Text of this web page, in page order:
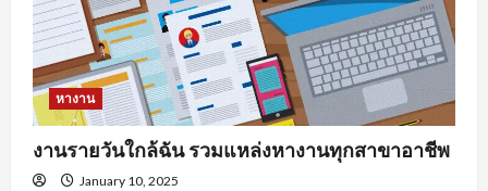
หางาน
งานรายวันใกล้ฉัน รวมแหล่งหางานทุกสาขาอาชีพ
January 10, 2025